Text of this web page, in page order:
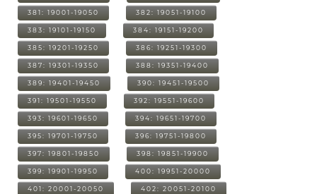
381: 19001-19050 382: 19051-19100
383: 19101-19150 384: 19151-19200
385: 19201-19250 386: 19251-19300
387: 19301-19350 388: 19351-19400
389: 19401-19450 390: 19451-19500
391: 19501-19550 392: 19551-19600
393: 19601-19650 394: 19651-19700
395: 19701-19750 396: 19751-19800
397: 19801-19850 398: 19851-19900
399: 19901-19950 400: 19951-20000
401: 20001-20050 402: 20051-20100